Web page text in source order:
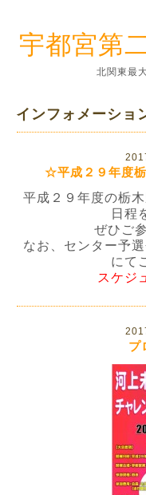
宇都宮第
北関東最
インフォメーショ
☆平成２９年度
平成２９年度の栃
日程
ぜひご
なお、センター予
にて
スケジ
プ